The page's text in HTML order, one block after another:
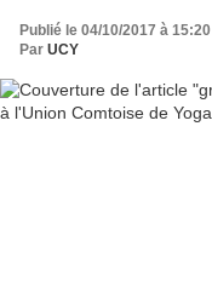
Publié le 04/10/2017 à 15:20
Par UCY